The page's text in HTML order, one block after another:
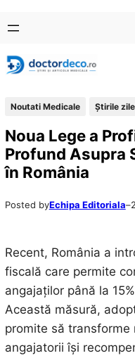
conținut
content
Noutati Medicale Știrile
Noua Lege a
Profund Asupra
în România
Posted byEchipa Editoriala–
Recent, România a
fiscală care permite
angajaților până la
Această măsură,
promite să transforme
angajatorii își